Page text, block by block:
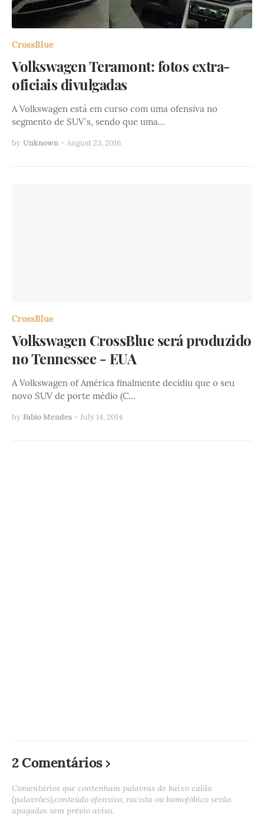
CrossBlue
Volkswagen Teramont: fotos extra-
oficiais divulgadas
A Volkswagen está em curso com uma ofensiva no
segmento de SUV´s, sendo que uma…
by Unknown - August 23, 2016
CrossBlue
Volkswagen CrossBlue será produzido
no Tennessee - EUA
A Volkswagen of América finalmente decidiu que o seu
novo SUV de porte médio (C…
by Fabio Mendes - July 14, 2014
2 Comentários
Comentários que contenham palavras de baixo calão
(palavrões),conteúdo ofensivo, racista ou homofóbico serão
apagados sem prévio aviso.